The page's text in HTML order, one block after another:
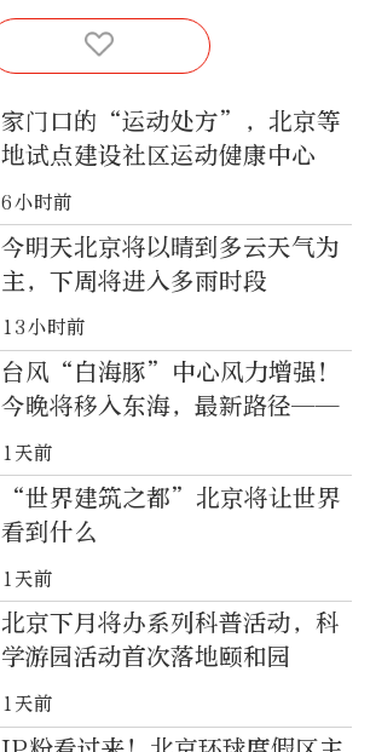
家门口的“运动处方”，北京等
地试点建设社区运动健康中心
6小时前
今明天北京将以晴到多云天气为
主，下周将进入多雨时段
13小时前
台风“白海豚”中心风力增强！
今晚将移入东海，最新路径——
1天前
“世界建筑之都”北京将让世界
看到什么
1天前
北京下月将办系列科普活动，科
学游园活动首次落地颐和园
1天前